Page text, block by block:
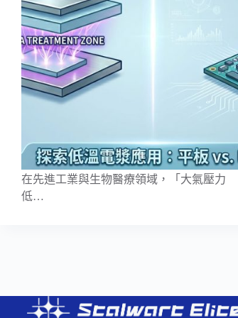
在先進工業與生物醫療領域，「大氣壓力
低…